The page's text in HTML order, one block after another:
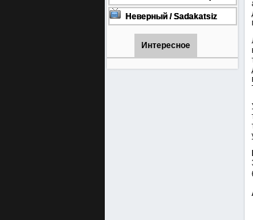
турецкий сериал смотреть
онлайн на русском языке
Неверный / Sadakatsiz
Все серии турецкий сериал
смотреть онлайн на
русском языке
Интересное